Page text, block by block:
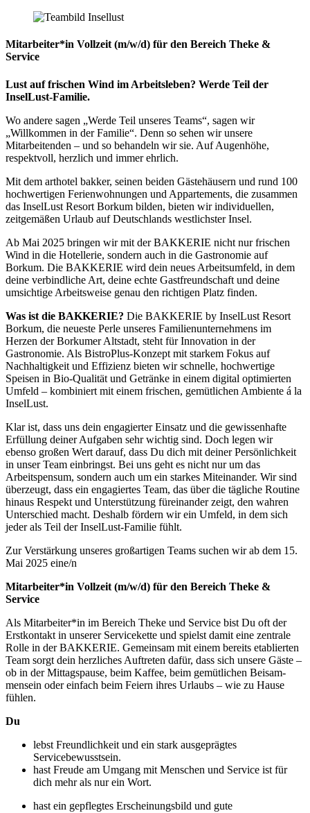
Mitarbeiter*in Vollzeit (m/w/d) für den Bereich Theke &
Service
Lust auf frischen Wind im Arbeitsleben? Werde Teil der
InselLust-Familie.
Wo andere sagen „Werde Teil unseres Teams“, sagen wir
„Willkommen in der Familie“. Denn so sehen wir un­sere
Mitarbeitenden – und so behandeln wir sie. Auf Augenhöhe,
respektvoll, herzlich und immer ehrlich.
Mit dem arthotel bakker, seinen beiden Gästehäusern und rund 100
hochwertigen Ferienwohnungen und Appartements, die zusammen
das InselLust Resort Borkum bilden, bieten wir individuellen,
zeitgemäßen Urlaub auf Deutschlands westlichster Insel.
Ab Mai 2025 bringen wir mit der BAKKERIE nicht nur frischen
Wind in die Hotellerie, sondern auch in die Gast­ronomie auf
Borkum. Die BAKKERIE wird dein neues Arbeitsumfeld, in dem
deine verbindliche Art, deine echte Gastfreundschaft und deine
umsichtige Arbeitsweise genau den richtigen Platz finden.
Was ist die BAKKERIE? Die BAKKERIE by InselLust Resort
Borkum, die neueste Perle unseres Familienunterneh­mens im
Herzen der Borkumer Altstadt, steht für Innovation in der
Gastronomie. Als BistroPlus-Konzept mit starkem Fokus auf
Nachhaltigkeit und Effizienz bieten wir schnelle, hochwertige
Speisen in Bio-Qualität und Getränke in einem digital optimierten
Umfeld – kombiniert mit einem frischen, gemütlichen Ambiente á la
In­selLust.
Klar ist, dass uns dein engagierter Einsatz und die gewissenhafte
Erfüllung deiner Aufgaben sehr wichtig sind. Doch legen wir
ebenso großen Wert darauf, dass Du dich mit deiner Persönlichkeit
in unser Team einbringst. Bei uns geht es nicht nur um das
Arbeitspensum, sondern auch um ein starkes Miteinander. Wir sind
über­zeugt, dass ein engagiertes Team, das über die tägliche Routine
hinaus Respekt und Unterstützung füreinander zeigt, den wahren
Unterschied macht. Deshalb fördern wir ein Umfeld, in dem sich
jeder als Teil der InselLust-Familie fühlt.
Zur Verstärkung unseres großartigen Teams suchen wir ab dem 15.
Mai 2025 eine/n
Mitarbeiter*in Vollzeit (m/w/d) für den Bereich Theke &
Service
Als Mitarbeiter*in im Bereich Theke und Service bist Du oft der
Erstkontakt in unserer Servicekette und spielst damit eine zentrale
Rolle in der BAKKERIE. Gemeinsam mit einem bereits etablierten
Team sorgt dein herzli­ches Auftreten dafür, dass sich unsere Gäste –
ob in der Mittagspause, beim Kaffee, beim gemütlichen Beisam­
mensein oder einfach beim Feiern ihres Urlaubs – wie zu Hause
fühlen.
Du
lebst Freundlichkeit und ein stark ausgeprägtes
Servicebewusstsein.
hast Freude am Umgang mit Menschen und Service ist für
dich mehr als nur ein Wort.
hast ein gepflegtes Erscheinungsbild und gute